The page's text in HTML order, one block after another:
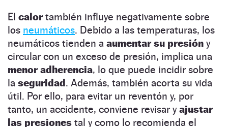
El calortambién influye negativamente sobre
los neumáticos. Debido a las temperaturas, los
neumáticos tienden a aumentar su presión y
circular con un exceso de presión, implica una
menor adherencia, lo que puede incidir sobre
la seguridad. Además, también acorta su vida
útil. Por ello, para evitar un reventón y, por
tanto, un accidente, conviene revisar yajustar
las presiones tal y como lo recomienda el